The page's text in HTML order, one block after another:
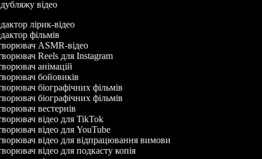
дубляжу відео
лірик-відео
фільмів
ASMR-відео
Reels для Instagram
анімацій
бойовиків
біографічних фільмів
біографічних фільмів
вестернів
відео для TikTok
відео для YouTube
відео для відпрацювання вимови
відео для подкасту копія